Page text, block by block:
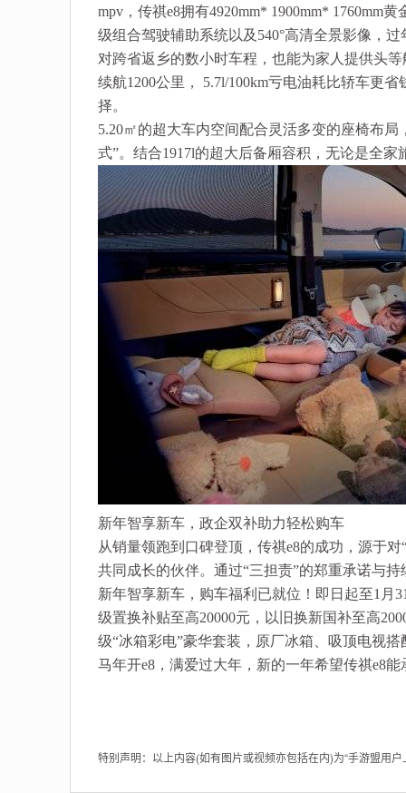
mpv，传祺e8拥有4920mm* 1900mm* 1760mm
级组合驾驶辅助系统以及540°高清全景影像，
对跨省返乡的数小时车程，也能为家人提供头
续航1200公里， 5.7l/100km亏电油耗比轿车更
择。
5.20㎡的超大车内空间配合灵活多变的座椅布
式”。结合1917l的超大后备厢容积，无论是全
新年智享新车，政企双补助力轻松购车
从销量领跑到口碑登顶，传祺e8的成功，源于
共同成长的伙伴。通过“三担责”的郑重承诺与
新年智享新车，购车福利已就位！即日起至1月
级置换补贴至高20000元，以旧换新国补至高
级“冰箱彩电”豪华套装，原厂冰箱、吸顶电视
马年开e8，满爱过大年，新的一年希望传祺e8
特别声明：以上内容(如有图片或视频亦包括在内)为“手游盟用